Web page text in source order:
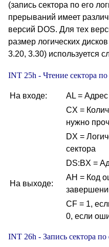
(запись сектора по его
прерываний имеет
версий DOS. Для тех
размер логических
3.20, 3.30) используется
INT 25h - Чтение сектора
На входе:
AL =
CX =
нужно
DX =
сектора
DS:BX =
На выходе:
AH = Код
CF = 1,
0, если
INT 26h - Запись сектора